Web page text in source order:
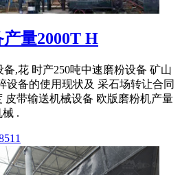
量2000T H
,花 时产250吨中速磨粉设备 矿山
设备的使用现状及 采石场转让合同
皮带输送机械设备 欧版磨粉机产量
械 .